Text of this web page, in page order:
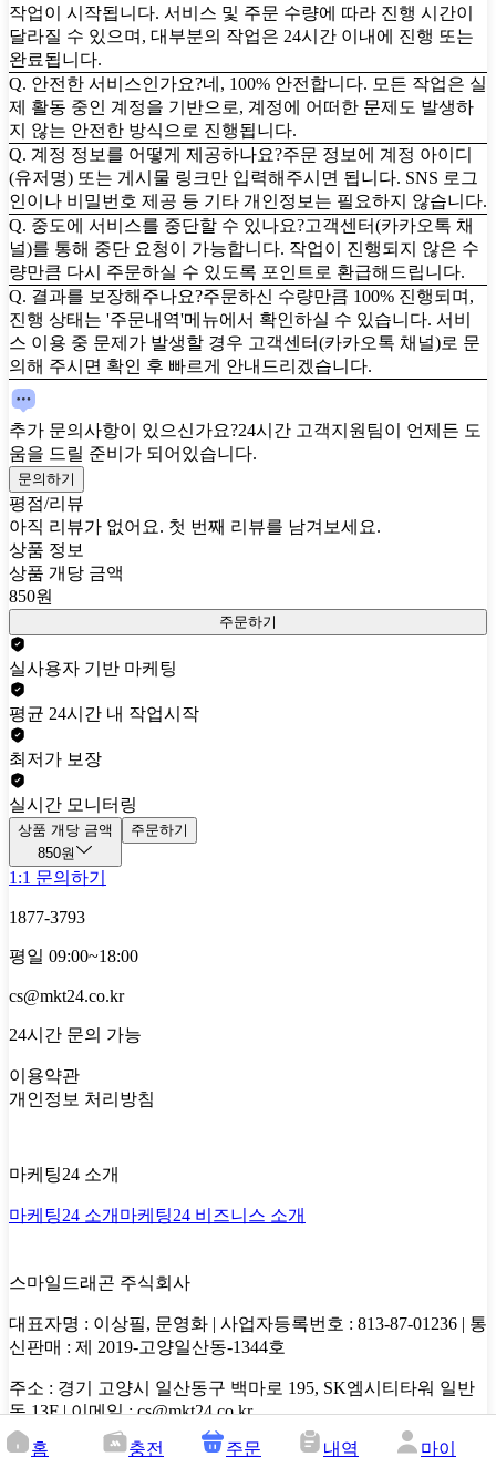
작업이 시작됩니다. 서비스 및 주문 수량에 따라 진행 시간이
달라질 수 있으며, 대부분의 작업은 24시간 이내에 진행 또는
완료됩니다.
Q. 안전한 서비스인가요?네, 100% 안전합니다. 모든 작업은 실
제 활동 중인 계정을 기반으로, 계정에 어떠한 문제도 발생하
지 않는 안전한 방식으로 진행됩니다.
Q. 계정 정보를 어떻게 제공하나요?주문 정보에 계정 아이디
(유저명) 또는 게시물 링크만 입력해주시면 됩니다. SNS 로그
인이나 비밀번호 제공 등 기타 개인정보는 필요하지 않습니다.
Q. 중도에 서비스를 중단할 수 있나요?고객센터(카카오톡 채
널)를 통해 중단 요청이 가능합니다. 작업이 진행되지 않은 수
량만큼 다시 주문하실 수 있도록 포인트로 환급해드립니다.
Q. 결과를 보장해주나요?주문하신 수량만큼 100% 진행되며,
진행 상태는 '주문내역'메뉴에서 확인하실 수 있습니다. 서비
스 이용 중 문제가 발생할 경우 고객센터(카카오톡 채널)로 문
의해 주시면 확인 후 빠르게 안내드리겠습니다.
추가 문의사항이 있으신가요?24시간 고객지원팀이 언제든 도
움을 드릴 준비가 되어있습니다.
문의하기
평점/리뷰
아직 리뷰가 없어요. 첫 번째 리뷰를 남겨보세요.
상품 정보
상품 개당 금액
850원
주문하기
실사용자 기반 마케팅
평균 24시간 내 작업시작
최저가 보장
실시간 모니터링
상품 개당 금액
850원
주문하기
1:1 문의하기
1877-3793
평일 09:00~18:00
cs@mkt24.co.kr
24시간 문의 가능
이용약관
개인정보 처리방침
마케팅24 소개
마케팅24 소개 마케팅24 비즈니스 소개
스마일드래곤 주식회사
대표자명 : 이상필, 문영화 | 사업자등록번호 : 813-87-01236 | 통
신판매 : 제 2019-고양일산동-1344호
주소 : 경기 고양시 일산동구 백마로 195, SK엠시티타워 일반
동 13F | 이메일 : cs@mkt24.co.kr
Copyright 2026. Smiledragon. All Rights Reserved.
홈 충전 주문 내역 마이